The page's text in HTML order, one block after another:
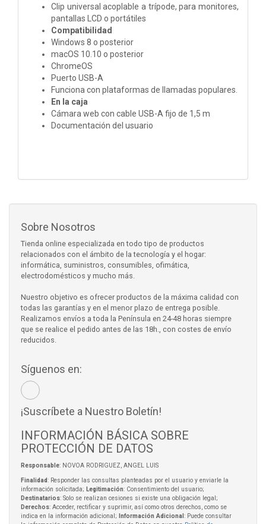
Clip universal acoplable a trípode, para monitores,
pantallas LCD o portátiles
Compatibilidad
Windows 8 o posterior
macOS 10.10 o posterior
ChromeOS
Puerto USB-A
Funciona con plataformas de llamadas populares.
En la caja
Cámara web con cable USB-A fijo de 1,5 m
Documentación del usuario
Sobre Nosotros
Tienda online especializada en todo tipo de productos
relacionados con el ámbito de la tecnología y el hogar:
informática, suministros, consumibles, ofimática,
electrodomésticos y mucho más.
Nuestro objetivo es ofrecer productos de la máxima calidad con
todas las garantías y en el menor plazo de entrega posible.
Realizamos envíos a toda la Península en 24-48 horas siempre
que se realice el pedido antes de las 18h., con costes de envío
reducidos.
Síguenos en:
¡Suscríbete a Nuestro Boletín!
INFORMACIÓN BÁSICA SOBRE
PROTECCIÓN DE DATOS
Responsable: NOVOA RODRIGUEZ, ANGEL LUIS
Finalidad: Responder las consultas planteadas por el usuario y enviarle la
información solicitada; Legitimación: Consentimiento del usuario;
Destinatarios: Solo se realizan cesiones si existe una obligación legal;
Derechos: Acceder, rectificar y suprimir, así como otros derechos, como se
indica en la información adicional;
Información Adicional : Puede consultar